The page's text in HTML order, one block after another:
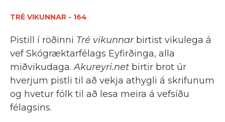
TRÉ VIKUNNAR - 164
Pistill í röðinni Tré vikunnarbirtist vikulega á
vef Skógræktarfélags Eyfirðinga, alla
miðvikudaga.Akureyri.net birtir brot úr
hverjum pistli til að vekja athygli á skrifunum
og hvetur fólk til að lesa meira á vefsíðu
félagsins.